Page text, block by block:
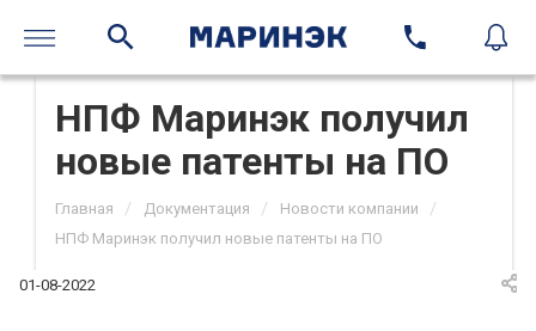
НПФ Маринэк получил
новые патенты на ПО
Главная / Документация / Новости компании /
НПФ Маринэк получил новые патенты на ПО
01-08-2022